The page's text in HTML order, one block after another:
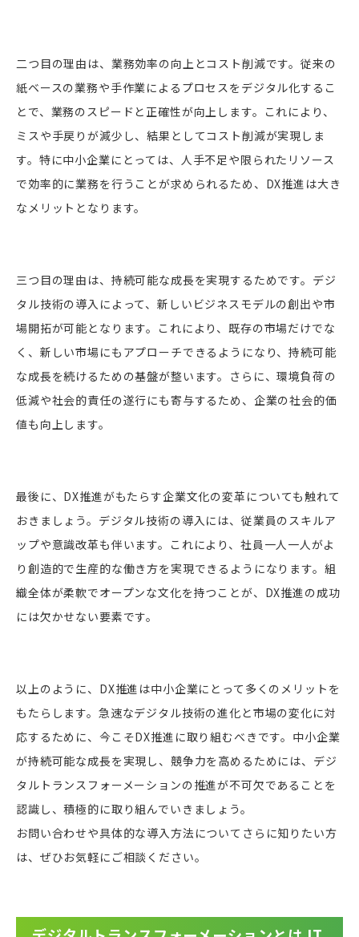
二つ目の理由は、業務効率の向上とコスト削減です。従来の
紙ベースの業務や手作業によるプロセスをデジタル化するこ
とで、業務のスピードと正確性が向上します。これにより、
ミスや手戻りが減少し、結果としてコスト削減が実現しま
す。特に中小企業にとっては、人手不足や限られたリソース
で効率的に業務を行うことが求められるため、DX推進は大き
なメリットとなります。
三つ目の理由は、持続可能な成長を実現するためです。デジ
タル技術の導入によって、新しいビジネスモデルの創出や市
場開拓が可能となります。これにより、既存の市場だけでな
く、新しい市場にもアプローチできるようになり、持続可能
な成長を続けるための基盤が整います。さらに、環境負荷の
低減や社会的責任の遂行にも寄与するため、企業の社会的価
値も向上します。
最後に、DX推進がもたらす企業文化の変革についても触れて
おきましょう。デジタル技術の導入には、従業員のスキルア
ップや意識改革も伴います。これにより、社員一人一人がよ
り創造的で生産的な働き方を実現できるようになります。組
織全体が柔軟でオープンな文化を持つことが、DX推進の成功
には欠かせない要素です。
以上のように、DX推進は中小企業にとって多くのメリットを
もたらします。急速なデジタル技術の進化と市場の変化に対
応するために、今こそDX推進に取り組むべきです。中小企業
が持続可能な成長を実現し、競争力を高めるためには、デジ
タルトランスフォーメーションの推進が不可欠であることを
認識し、積極的に取り組んでいきましょう。
お問い合わせや具体的な導入方法についてさらに知りたい方
は、ぜひお気軽にご相談ください。